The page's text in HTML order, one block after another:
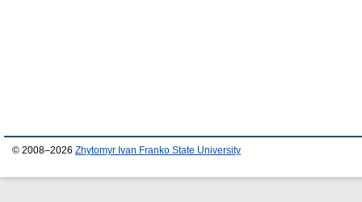
© 2008–2026 Zhytomyr Ivan Franko State University